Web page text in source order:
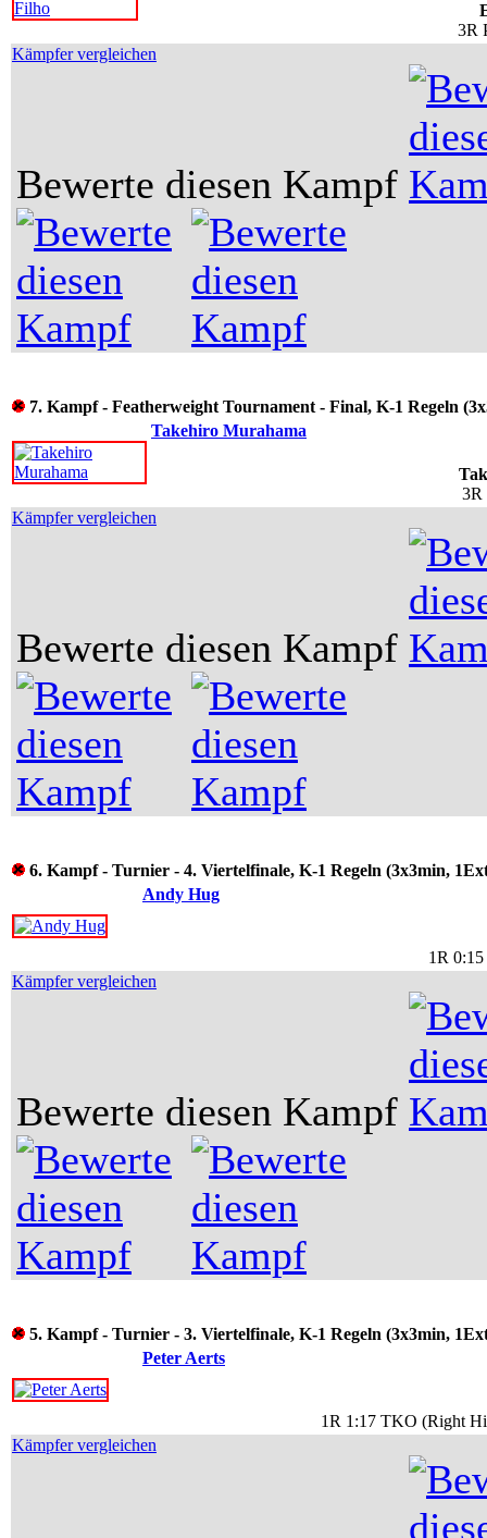
3R
Kämpfer vergleichen
Bewerte diesen Kampf
7. Kampf - Featherweight Tournament - Final, K-1 Regeln
Takehiro Murahama
3R
Kämpfer vergleichen
Bewerte diesen Kampf
6. Kampf - Turnier - 4. Viertelfinale, K-1 Regeln (3x3min,
Andy Hug
1R
Kämpfer vergleichen
Bewerte diesen Kampf
5. Kampf - Turnier - 3. Viertelfinale, K-1 Regeln (3x3min,
Peter Aerts
1R 1:17 TKO (Right
Kämpfer vergleichen